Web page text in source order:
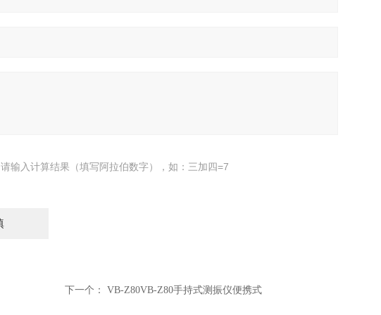
请输入计算结果（填写阿拉伯数字），如：三加四=7
下一个： VB-Z80VB-Z80手持式测振仪便携式